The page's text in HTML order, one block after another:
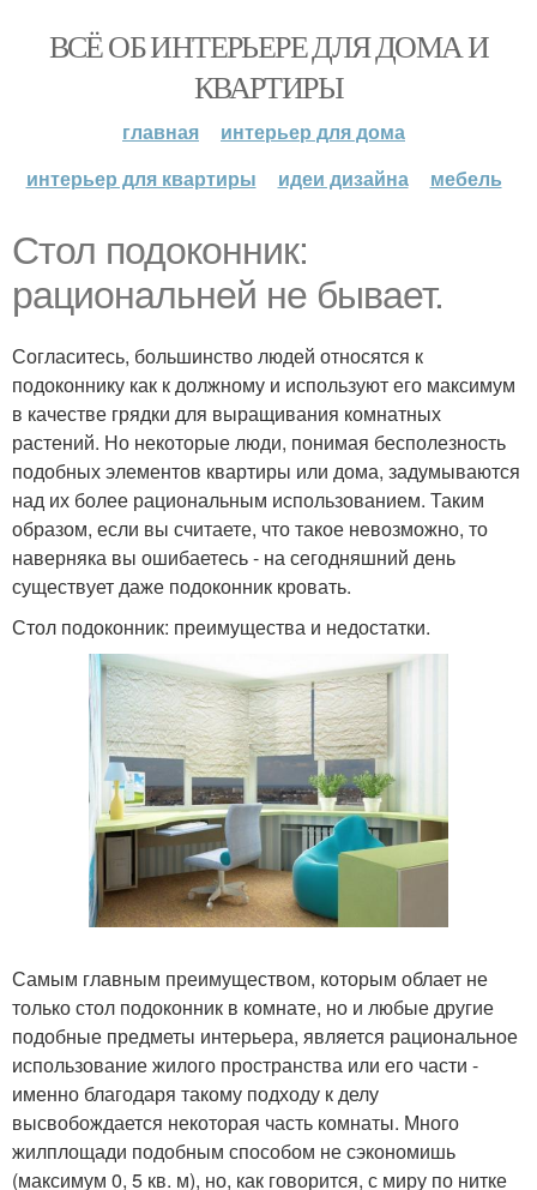
ВСЁ ОБ ИНТЕРЬЕРЕ ДЛЯ ДОМА И
КВАРТИРЫ
главная
интерьер для дома
интерьер для квартиры
идеи дизайна мебель
Стол подоконник:
рациональней не бывает.
Согласитесь, большинство людей относятся к
подоконнику как к должному и используют его максимум
в качестве грядки для выращивания комнатных
растений. Но некоторые люди, понимая бесполезность
подобных элементов квартиры или дома, задумываются
над их более рациональным использованием. Таким
образом, если вы считаете, что такое невозможно, то
наверняка вы ошибаетесь - на сегодняшний день
существует даже подоконник кровать.
Стол подоконник: преимущества и недостатки.
Самым главным преимуществом, которым облает не
только стол подоконник в комнате, но и любые другие
подобные предметы интерьера, является рациональное
использование жилого пространства или его части -
именно благодаря такому подходу к делу
высвобождается некоторая часть комнаты. Много
жилплощади подобным способом не сэкономишь
(максимум 0, 5 кв. м), но, как говорится, с миру по нитке